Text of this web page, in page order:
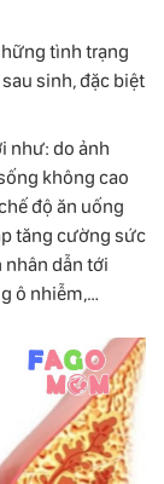
tình trạng
sinh, đặc biệt
như: do ảnh
không cao
độ ăn uống
tăng cường sức
nhân dẫn tới
ô nhiễm,…